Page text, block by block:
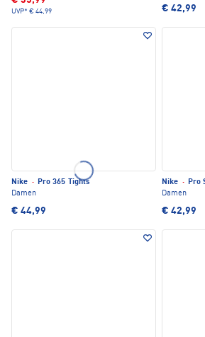
UVP* € 44,99 € 42,99
Nike · Pro 365 Tights
Damen
€ 44,99
Nike · Pro
Damen
€ 42,99